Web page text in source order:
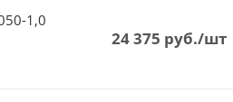
1,0
24 375 руб./шт